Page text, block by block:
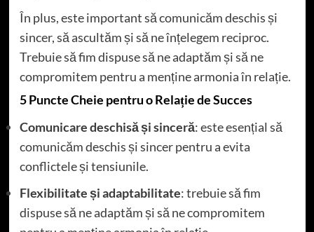
În plus, este important să comunicăm deschis și
sincer, să ascultăm și să ne înțelegem reciproc.
Trebuie să fim dispuse să ne adaptăm și să ne
compromitem pentru a menține armonia în relație.
5 Puncte Cheie pentru o Relație de Succes
Comunicare deschisă și sinceră: este esențial să
comunicăm deschis și sincer pentru a evita
conflictele și tensiunile.
Flexibilitate și adaptabilitate: trebuie să fim
dispuse să ne adaptăm și să ne compromitem